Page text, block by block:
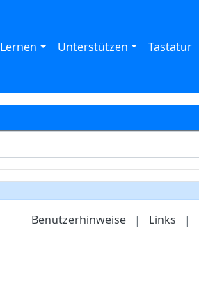
Lernen Unterstützen Tastatur
Benutzerhinweise | Links |